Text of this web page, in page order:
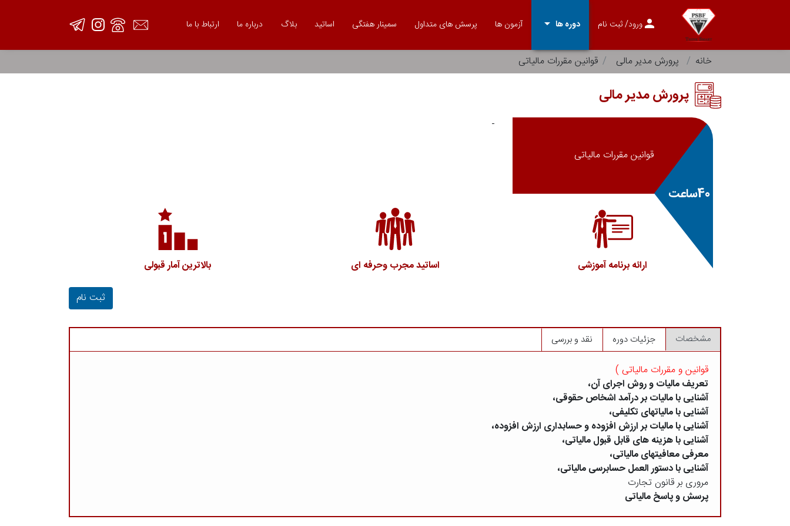
personورود/ ثبت نام دوره ها arrow_drop_down آزمون ها پرسش های متداول سمینار هفتگی اساتید بلاگ درباره ما ارتباط با ما
خانه پرورش مدیر مالی قوانین مقررات مالیاتی
پرورش مدیر مالی
قوانین مقررات مالیاتی
40ساعت
-
ارائه برنامه آموزشی اساتید مجرب وحرفه ای بالاترین آمار قبولی
ثبت نام
مشخصات جزئیات دوره نقد و بررسی
قوانین و مقررات مالیاتی )
تعریف مالیات و روش اجرای آن،
آشنایی با مالیات بر درآمد اشخاص حقوقی،
آشنایی با مالیاتهای تکلیفی،
آشنایی با مالیات بر ارزش افزوده و حسابداری ارزش افزوده،
آشنایی با هزینه های قابل قبول مالیاتی،
معرفی معافیتهای مالیاتی،
آشنایی با دستور العمل حسابرسی مالیاتی،
مروری بر قانون تجارت
پرسش و پاسخ مالیاتی